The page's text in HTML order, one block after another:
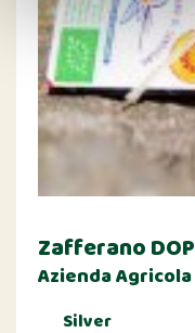
Zafferano
Azienda
Silver